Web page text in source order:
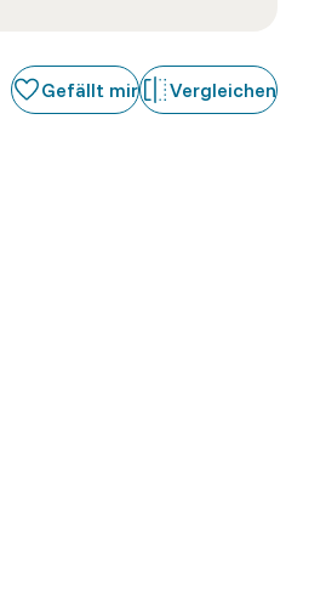
Gefällt mir Vergleichen